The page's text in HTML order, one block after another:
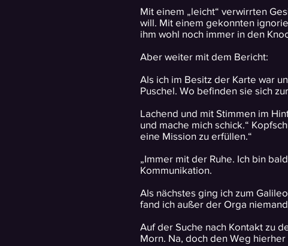
Mit einem „leicht“ verwirrten
will. Mit einem gekonnten
ihm wohl noch immer in den
Aber weiter mit dem Bericht:
Als ich im Besitz der Karte war
Puschel. Wo befinden sie sich
Lachend und mit Stimmen im
und mache mich schick.“
eine Mission zu erfüllen.“
„Immer mit der Ruhe. Ich bin
Kommunikation.
Als nächstes ging ich zum
fand ich außer der Orga
Auf der Suche nach Kontakt zu
Morn. Na, doch den Weg hierher